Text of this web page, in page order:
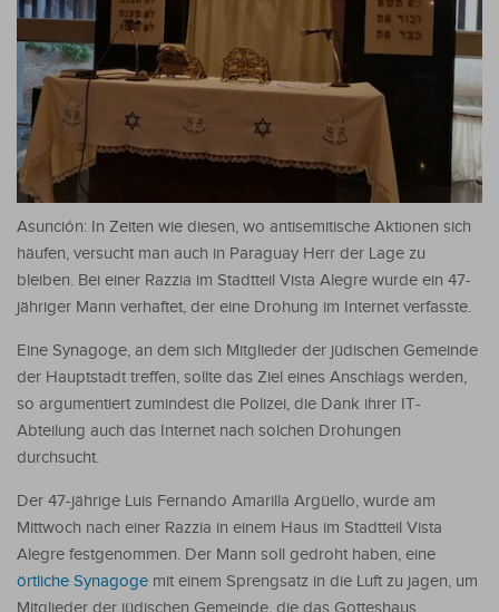
Asunción: In Zeiten wie diesen, wo antisemitische Aktionen sich
häufen, versucht man auch in Paraguay Herr der Lage zu
bleiben. Bei einer Razzia im Stadtteil Vista Alegre wurde ein 47-
jähriger Mann verhaftet, der eine Drohung im Internet verfasste.
Eine Synagoge, an dem sich Mitglieder der jüdischen Gemeinde
der Hauptstadt treffen, sollte das Ziel eines Anschlags werden,
so argumentiert zumindest die Polizei, die Dank ihrer IT-
Abteilung auch das Internet nach solchen Drohungen
durchsucht.
Der 47-jährige Luis Fernando Amarilla Argüello, wurde am
Mittwoch nach einer Razzia in einem Haus im Stadtteil Vista
Alegre festgenommen. Der Mann soll gedroht haben, eine
örtliche Synagoge mit einem Sprengsatz in die Luft zu jagen, um
Mitglieder der jüdischen Gemeinde, die das Gotteshaus